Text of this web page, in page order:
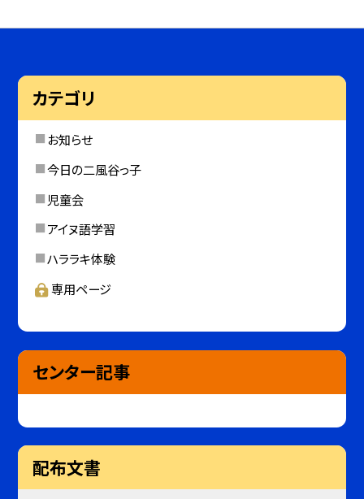
カテゴリ
お知らせ
今日の二風谷っ子
児童会
アイヌ語学習
ハララキ体験
専用ページ
センター記事
配布文書